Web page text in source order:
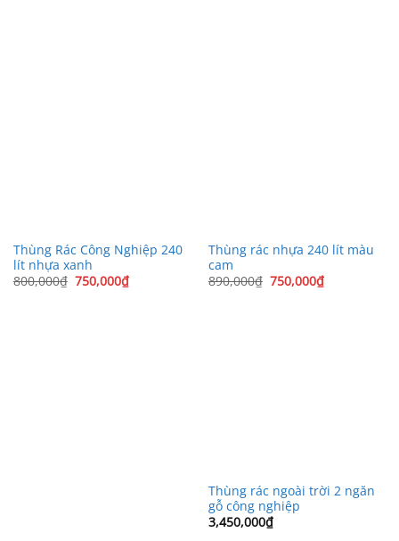
Thùng Rác Công Nghiệp 240
lít nhựa xanh
800,000₫ Giá
750,000₫Giá
hiện
Thùng rác nhựa 240 lít màu
cam
890,000₫ Giá
750,000₫Giá
hiện
Thùng rác ngoài trời 2 ngăn
gỗ công nghiệp
3,450,000₫